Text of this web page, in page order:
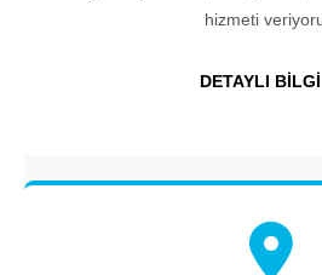
hizmeti
DETAYLI